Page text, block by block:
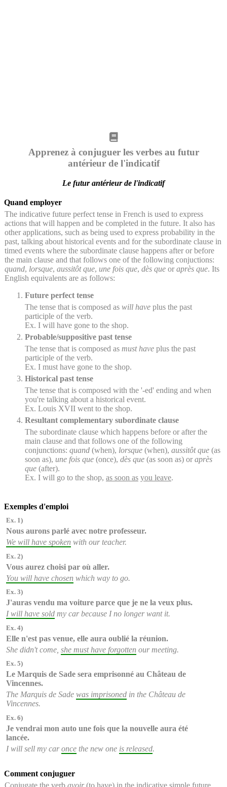
Apprenez à conjuguer les verbes au futur
antérieur de l'indicatif
Le futur antérieur de l'indicatif
Quand employer
The indicative future perfect tense in French is used to express
actions that will happen and be completed in the future. It also has
other applications, such as being used to express probability in the
past, talking about historical events and for the subordinate clause in
timed events where the subordinate clause happens after or before
the main clause and that follows one of the following conjuctions:
quand, lorsque, aussitôt que, une fois que, dès que or après que. Its
English equivalents are as follows:
Future perfect tense
The tense that is composed as will have plus the past
participle of the verb.
Ex. I will have gone to the shop.
Probable/suppositive past tense
The tense that is composed as must have plus the past
participle of the verb.
Ex. I must have gone to the shop.
Historical past tense
The tense that is composed with the '-ed' ending and when
you're talking about a historical event.
Ex. Louis XVII went to the shop.
Resultant complementary subordinate clause
The subordinate clause which happens before or after the
main clause and that follows one of the following
conjunctions: quand (when), lorsque (when), aussitôt que (as
soon as), une fois que (once), dès que (as soon as) or après
que (after).
Ex. I will go to the shop, as soon as you leave.
Exemples d'emploi
Ex. 1)
Nous aurons parlé avec notre professeur.
We will have spoken with our teacher.
Ex. 2)
Vous aurez choisi par où aller.
You will have chosen which way to go.
Ex. 3)
J'auras vendu ma voiture parce que je ne la veux plus.
I will have sold my car because I no longer want it.
Ex. 4)
Elle n'est pas venue, elle aura oublié la réunion.
She didn't come, she must have forgotten our meeting.
Ex. 5)
Le Marquis de Sade sera emprisonné au Château de
Vincennes.
The Marquis de Sade was imprisoned in the Château de
Vincennes.
Ex. 6)
Je vendrai mon auto une fois que la nouvelle aura été
lancée.
I will sell my caronce the new one is released.
Comment conjuguer
Conjugate the verb avoir(to have) in the indicative simple future